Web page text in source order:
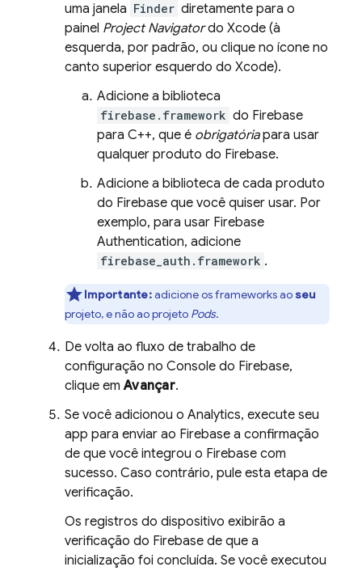
uma janela Finder diretamente para o
painel Project Navigatordo Xcode (à
esquerda, por padrão, ou clique no ícone no
canto superior esquerdo do Xcode).
Adicione a biblioteca
firebase.framework do Firebase
para C++, que é obrigatóriapara usar
qualquer produto do Firebase.
Adicione a biblioteca de cada produto
do Firebase que você quiser usar. Por
exemplo, para usar Firebase
Authentication, adicione
firebase_auth.framework .
Importante:adicione os frameworks ao seu
projeto, e não ao projeto Pods.
De volta ao fluxo de trabalho de
configuração no Console do Firebase,
clique emAvançar.
Se você adicionou o Analytics, execute seu
app para enviar ao Firebase a confirmação
de que você integrou o Firebase com
sucesso. Caso contrário, pule esta etapa de
verificação.
Os registros do dispositivo exibirão a
verificação do Firebase de que a
inicialização foi concluída. Se você executou